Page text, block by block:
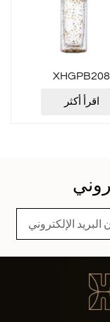
XHGPB208
اقرأ أكثر